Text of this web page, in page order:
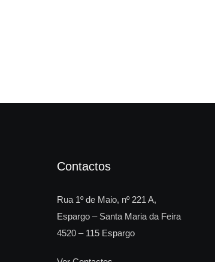
Contactos
Rua 1º de Maio, nº 221 A,
Espargo – Santa Maria da Feira
4520 – 115 Espargo